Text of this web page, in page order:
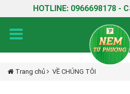
HOTLINE: 0966698178 -
Trang chủ VỀ CHÚNG TÔI